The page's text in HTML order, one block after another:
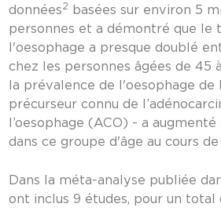
données2
basées sur environ 5
personnes et a démontré que le
l'oesophage a presque doublé
chez les personnes âgées de 45
la prévalence de l'oesophage de
précurseur connu de
l’oesophage (ACO) - a
dans ce groupe d'âge au cours
Dans la méta-analyse publiée
ont inclus 9 études, pour un